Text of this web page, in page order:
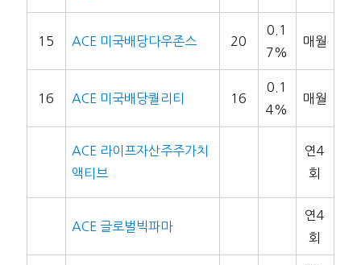
15 ACE 미국배당다우존스 20
0.1
7%
매월
16 ACE 미국배당퀄리티 16
0.1
4%
매월
ACE 라이프자산주주가치
액티브
연4
회
ACE 글로벌빅파마
연4
회